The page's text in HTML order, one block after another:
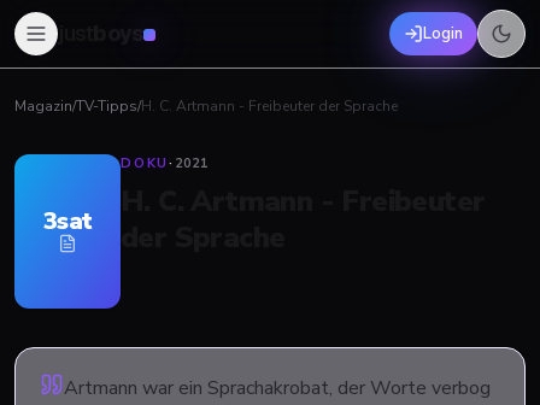
boys Login
Magazin/TV-Tipps/H. C. Artmann - Freibeuter der Sprache
3sat
DOKU· 2021
Artmann war ein Sprachakrobat, der Worte verbog